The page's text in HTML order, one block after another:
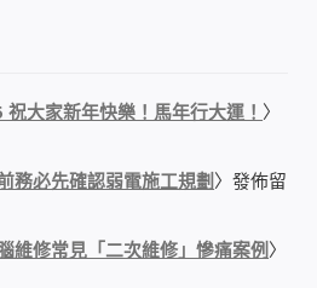
控制
卡片、手機APP GPS打卡
祝大家新年快樂！馬年行大運！ 〉
務必先確認弱電施工規劃 〉發佈留
維修常見「二次維修」慘痛案例〉